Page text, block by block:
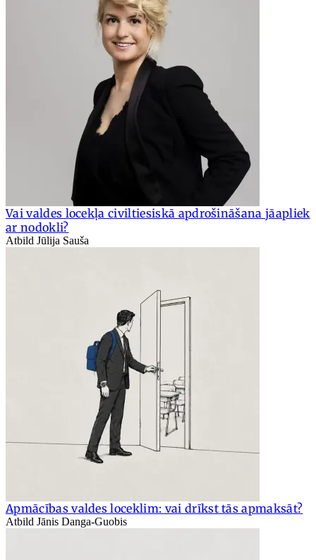
Vai valdes locekļa civiltiesiskā apdrošināšana jāapliek
ar nodokli?
Atbild Jūlija Sauša
Apmācības valdes loceklim: vai drīkst tās apmaksāt?
Atbild Jānis Danga-Guobis